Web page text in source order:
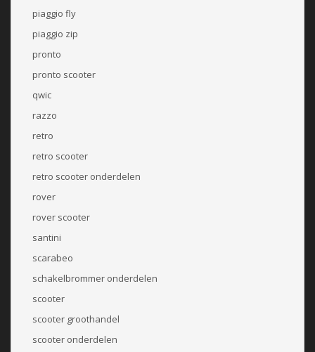
piaggio fly
piaggio zip
pronto
pronto scooter
qwic
razzo
retro
retro scooter
retro scooter onderdelen
rover
rover scooter
santini
scarabeo
schakelbrommer onderdelen
scooter
scooter groothandel
scooter onderdelen